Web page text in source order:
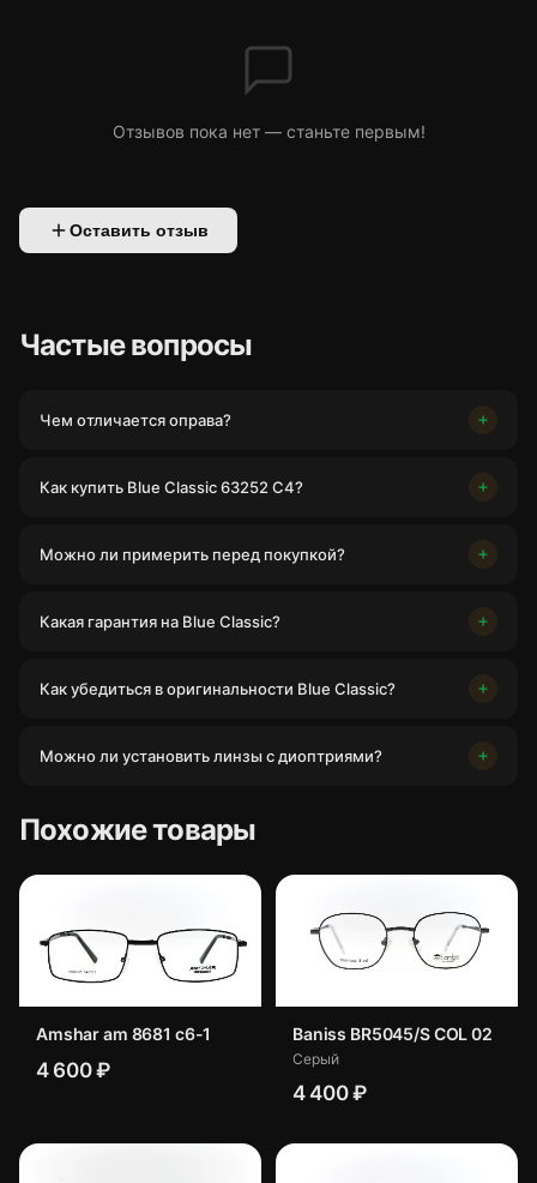
Отзывов пока нет — станьте первым!
Оставить отзыв
Частые вопросы
Чем отличается оправа?
Как купить Blue Classic 63252 C4?
Можно ли примерить перед покупкой?
Какая гарантия на Blue Classic?
Как убедиться в оригинальности Blue Classic?
Можно ли установить линзы с диоптриями?
Похожие товары
Amshar am 8681 c6-1
4 600 ₽
Baniss BR5045/S COL 02
Серый
4 400 ₽